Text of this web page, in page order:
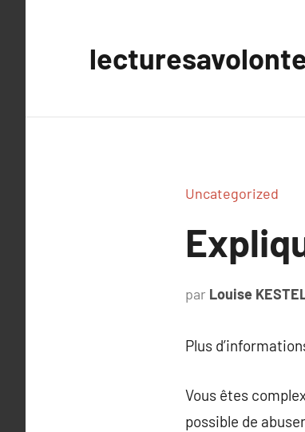
Uncategorized
par Louise
Plus
Vous êtes
possible de